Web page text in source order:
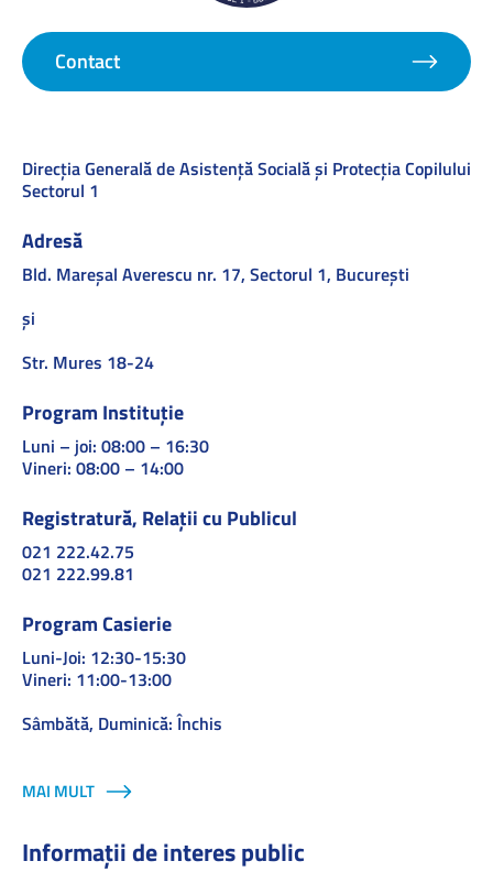
Contact
Direcţia Generală de Asistenţă Socială şi Protecţia Copilului
Sectorul 1
Adresă
Bld. Mareşal Averescu nr. 17, Sectorul 1, Bucureşti
și
Str. Mures 18-24
Program Instituție
Luni – joi: 08:00 – 16:30
Vineri: 08:00 – 14:00
Registratură, Relații cu Publicul
021 222.42.75
021 222.99.81
Program Casierie
Luni-Joi: 12:30-15:30
Vineri: 11:00-13:00
Sâmbătă, Duminică: Închis
MAI MULT
Informații de interes public